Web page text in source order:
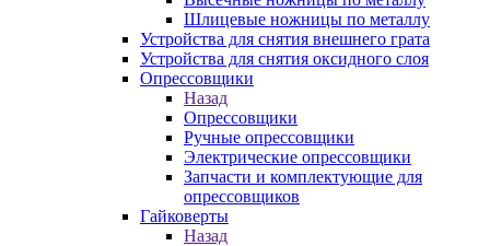
Шлицевые ножницы по металлу
Устройства для снятия внешнего грата
Устройства для снятия оксидного слоя
Опрессовщики
Назад
Опрессовщики
Ручные опрессовщики
Электрические опрессовщики
Запчасти и комплектующие для
опрессовщиков
Гайковерты
Назад